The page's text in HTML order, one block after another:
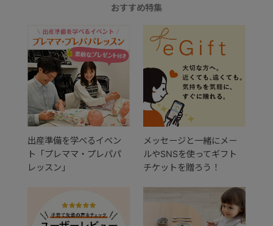
おすすめ特集
出産準備を学べるイベン
ト「プレママ・プレパパ
レッスン」
メッセージと一緒にメー
ルやSNSを使ってギフト
チケットを贈ろう！